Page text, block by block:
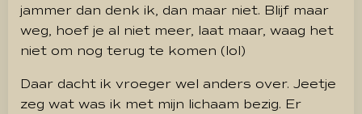
jammer dan denk ik, dan maar niet. Blijf maar
weg, hoef je al niet meer, laat maar, waag het
niet om nog terug te komen (lol)
Daar dacht ik vroeger wel anders over. Jeetje
zeg wat was ik met mijn lichaam bezig. Er